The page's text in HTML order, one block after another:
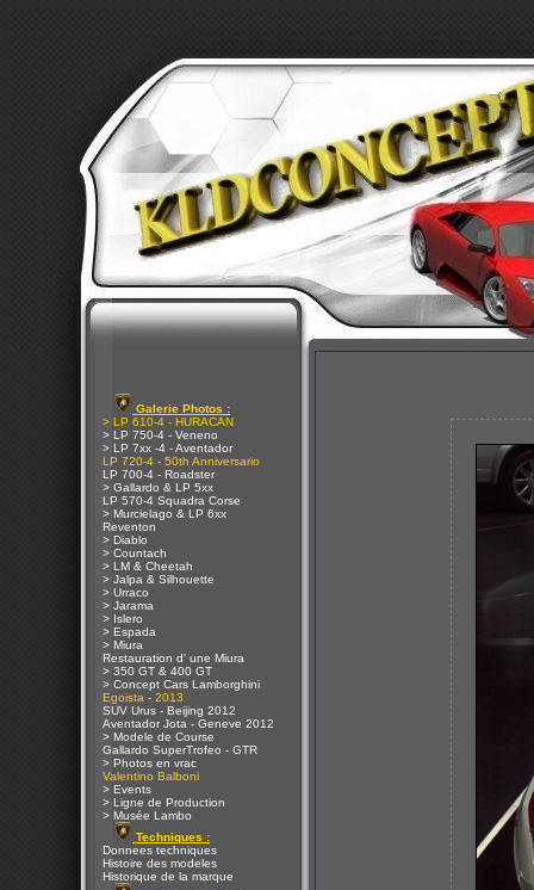
Galerie Photos :
> LP 610-4 - HURACAN
> LP 750-4 - Veneno
> LP 7xx -4 - Aventador
LP 720-4 - 50th Anniversario
LP 700-4 - Roadster
> Gallardo & LP 5xx
LP 570-4 Squadra Corse
> Murcielago & LP 6xx
Reventon
> Diablo
> Countach
> LM & Cheetah
> Jalpa & Silhouette
> Urraco
> Jarama
> Islero
> Espada
> Miura
Restauration d' une Miura
> 350 GT & 400 GT
> Concept Cars Lamborghini
Egoista - 2013
SUV Urus - Beijing 2012
Aventador Jota - Geneve 2012
> Modele de Course
Gallardo SuperTrofeo - GTR
> Photos en vrac
Valentino Balboni
> Events
> Ligne de Production
> Musée Lambo
Techniques :
Donnees techniques
Histoire des modeles
Historique de la marque